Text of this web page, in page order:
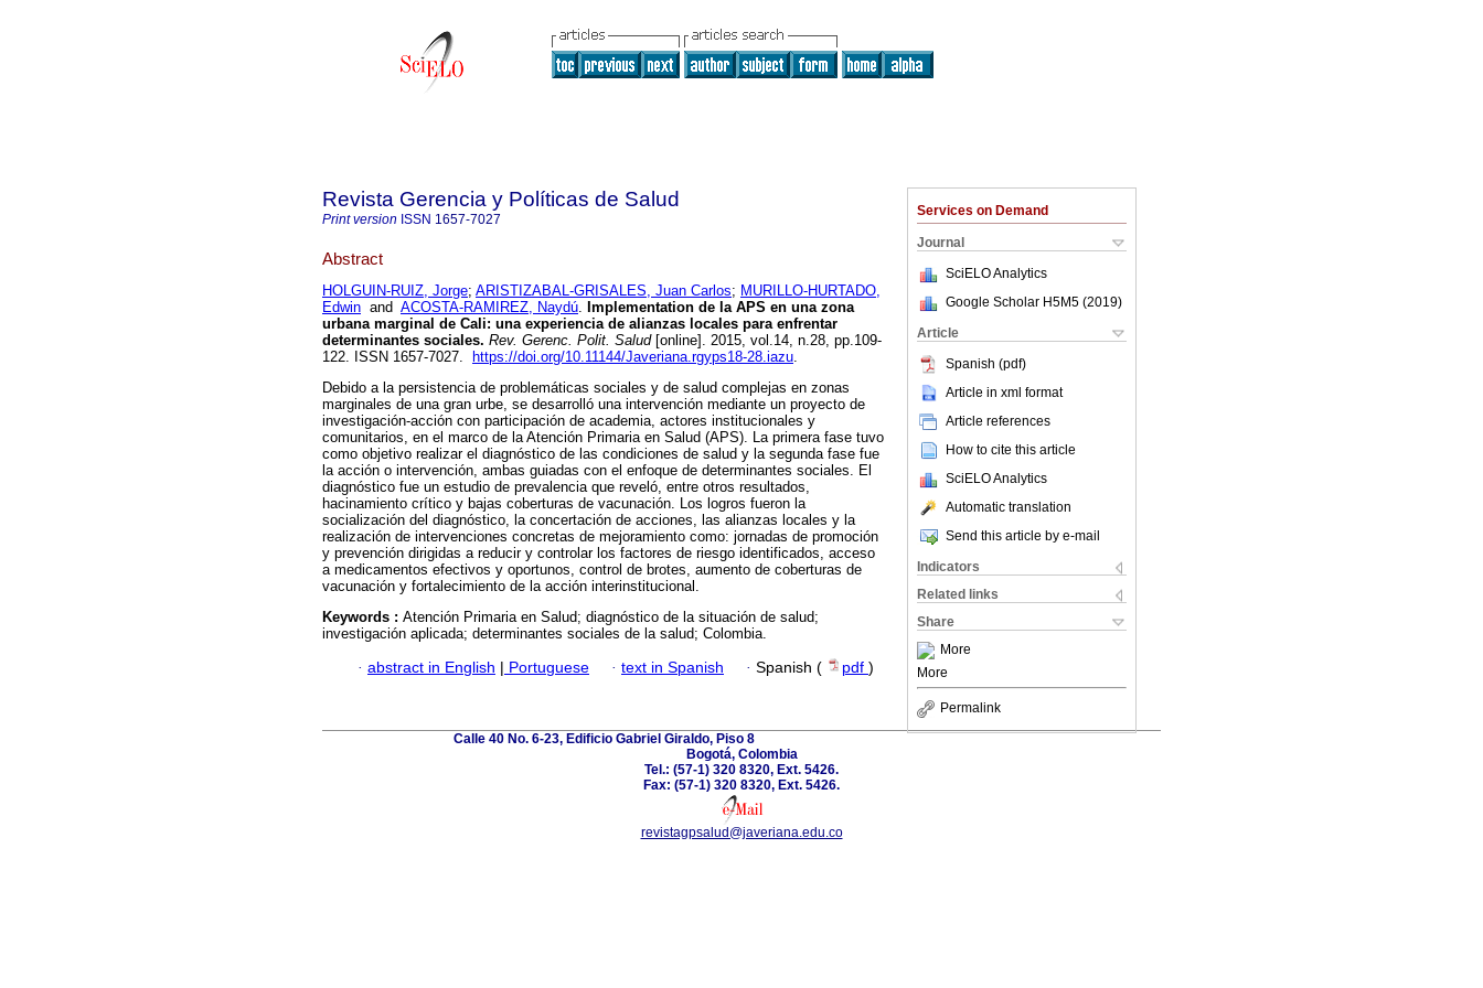
Services on Demand
Journal
SciELO Analytics
Google Scholar H5M5 (2019)
Article
Spanish (pdf)
Article in xml format
Article references
How to cite this article
SciELO Analytics
Automatic translation
Send this article by e-mail
Indicators
Related links
Share
More
More
Permalink
Revista Gerencia y Políticas de Salud
Print version ISSN 1657-7027
Abstract
HOLGUIN-RUIZ, Jorge; ARISTIZABAL-GRISALES, Juan Carlos; MURILLO-HURTADO,
Edwin and ACOSTA-RAMIREZ, Naydú. Implementation de la APS en una zona
urbana marginal de Cali: una experiencia de alianzas locales para enfrentar
determinantes sociales. Rev. Gerenc. Polit. Salud[online]. 2015, vol.14, n.28, pp.109-
122. ISSN 1657-7027.
https://doi.org/10.11144/Javeriana.rgyps18-28.iazu.
Debido a la persistencia de problemáticas sociales y de salud complejas en zonas
marginales de una gran urbe, se desarrolló una intervención mediante un proyecto de
investigación-acción con participación de academia, actores institucionales y
comunitarios, en el marco de la Atención Primaria en Salud (APS). La primera fase tuvo
como objetivo realizar el diagnóstico de las condiciones de salud y la segunda fase fue
la acción o intervención, ambas guiadas con el enfoque de determinantes sociales. El
diagnóstico fue un estudio de prevalencia que reveló, entre otros resultados,
hacinamiento crítico y bajas coberturas de vacunación. Los logros fueron la
socialización del diagnóstico, la concertación de acciones, las alianzas locales y la
realización de intervenciones concretas de mejoramiento como: jornadas de promoción
y prevención dirigidas a reducir y controlar los factores de riesgo identificados, acceso
a medicamentos efectivos y oportunos, control de brotes, aumento de coberturas de
vacunación y fortalecimiento de la acción interinstitucional.
Keywords : Atención Primaria en Salud; diagnóstico de la situación de salud;
investigación aplicada; determinantes sociales de la salud; Colombia.
· abstract in English | Portuguese · text in Spanish · Spanish ( pdf )
Calle 40 No. 6-23, Edificio Gabriel Giraldo, Piso 8
Bogotá, Colombia
Tel.: (57-1) 320 8320, Ext. 5426.
Fax: (57-1) 320 8320, Ext. 5426.
revistagpsalud@javeriana.edu.co